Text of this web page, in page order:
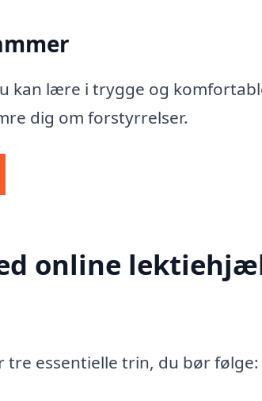
kan lære i trygge og
dig om forstyrrelser.
online
essentielle trin, du bør følge: